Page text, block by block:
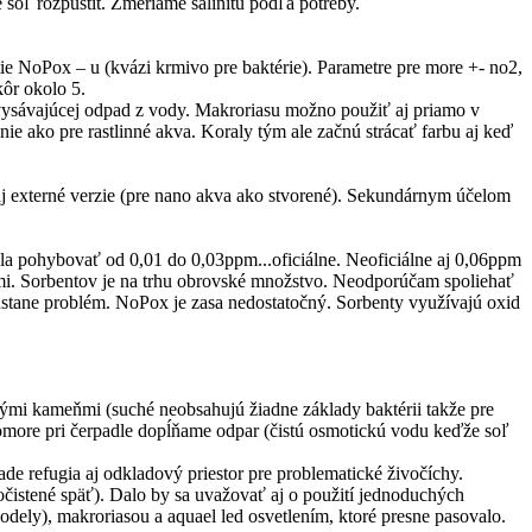
– u (kvázi krmivo pre baktérie). Parametre pre more +- no2,
okolo 5.
odpad z vody. Makroriasu možno použiť aj priamo v
ako pre rastlinné akva. Koraly tým ale začnú strácať farbu aj keď
verzie (pre nano akva ako stvorené). Sekundárnym účelom
pohybovať od 0,01 do 0,03ppm...oficiálne. Neoficiálne aj 0,06ppm
Sorbentov je na trhu obrovské množstvo. Neodporúčam spoliehať
problém. NoPox je zasa nedostatočný. Sorbenty využívajú oxid
kameňmi (suché neobsahujú žiadne základy baktérii takže pre
pri čerpadle dopĺňame odpar (čistú osmotickú vodu keďže soľ
refugia aj odkladový priestor pre problematické živočíchy.
späť). Dalo by sa uvažovať aj o použití jednoduchých
makroriasou a aquael led osvetlením, ktoré presne pasovalo.